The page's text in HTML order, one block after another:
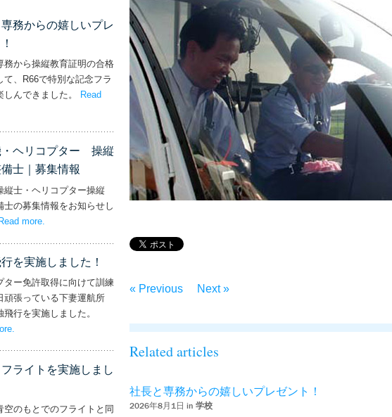
« Previous Next »
務からの嬉しいプレ
務から操縦教育証明の合格
て、R66で特別な記念フラ
しんできました。
Read
長と専務からの嬉しいプレゼント！’
・ヘリコプター 操縦
士｜募集情報
縦士・ヘリコプター操縦
士の募集情報をお知らせし
Read more
を実施しました！
ター免許取得に向けて訓練
頑張っている下妻運航所
飛行を実施しました。
– ‘単独飛行を実施しました！’
.
ライトを実施しまし
空のもとでのフライトと同
Related articles
社長と専務からの嬉しいプレゼント！
2026年8月1日 in 学校